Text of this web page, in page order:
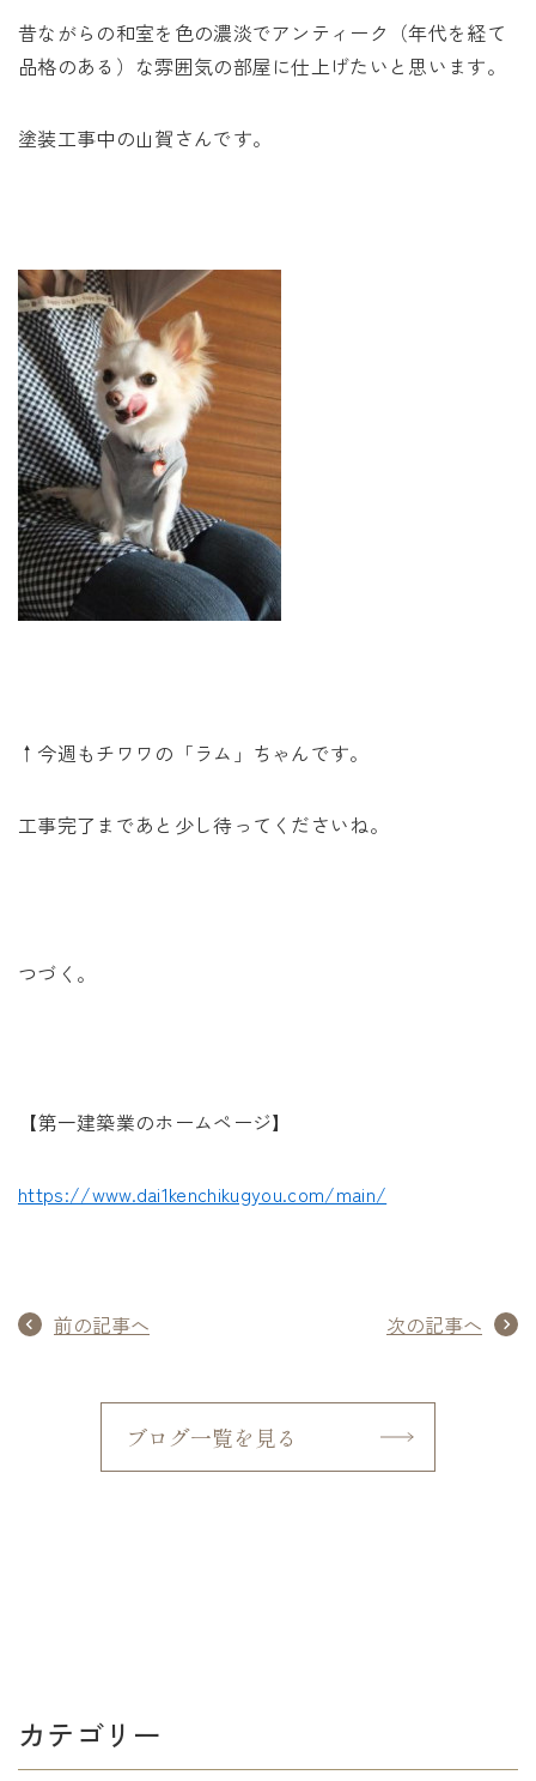
昔ながらの和室を色の濃淡でアンティーク（年代を経て
品格のある）な雰囲気の部屋に仕上げたいと思います。
塗装工事中の山賀さんです。
↑今週もチワワの「ラム」ちゃんです。
工事完了まであと少し待ってくださいね。
つづく。
【第一建築業のホームページ】
https://www.dai1kenchikugyou.com/main/
前の記事へ 次の記事へ
ブログ一覧を見る
カテゴリー